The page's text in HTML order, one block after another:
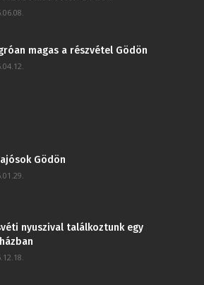
magas a részvétel Gödön
Gödön
nyuszival találkoztunk egy